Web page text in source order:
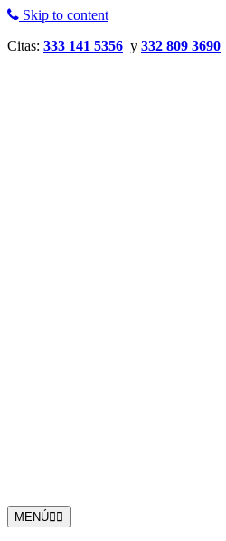
Skip to content
Citas: 333 141 5356 y 332 809 3690
MENÚ